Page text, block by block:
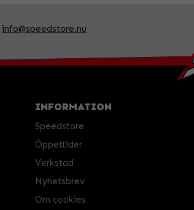
info@speedstore.nu
INFORMATION
Speedstore
Öppettider
Verkstad
Nyhetsbrev
Om cookies